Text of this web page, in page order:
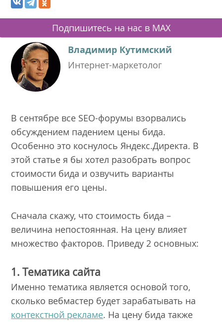
Подпишитесь на нас в MAX
Владимир Кутимский
Интернет-маркетолог
В сентябре все SEO-форумы взорвались
обсуждением падением цены бида.
Особенно это коснулось Яндекс.Директа. В
этой статье я бы хотел разобрать вопрос
стоимости бида и озвучить варианты
повышения его цены.
Сначала скажу, что стоимость бида –
величина непостоянная. На цену влияет
множество факторов. Приведу 2 основных:
1. Тематика сайта
Именно тематика является основой того,
сколько вебмастер будет зарабатывать на
контекстной рекламе. На цену бида также